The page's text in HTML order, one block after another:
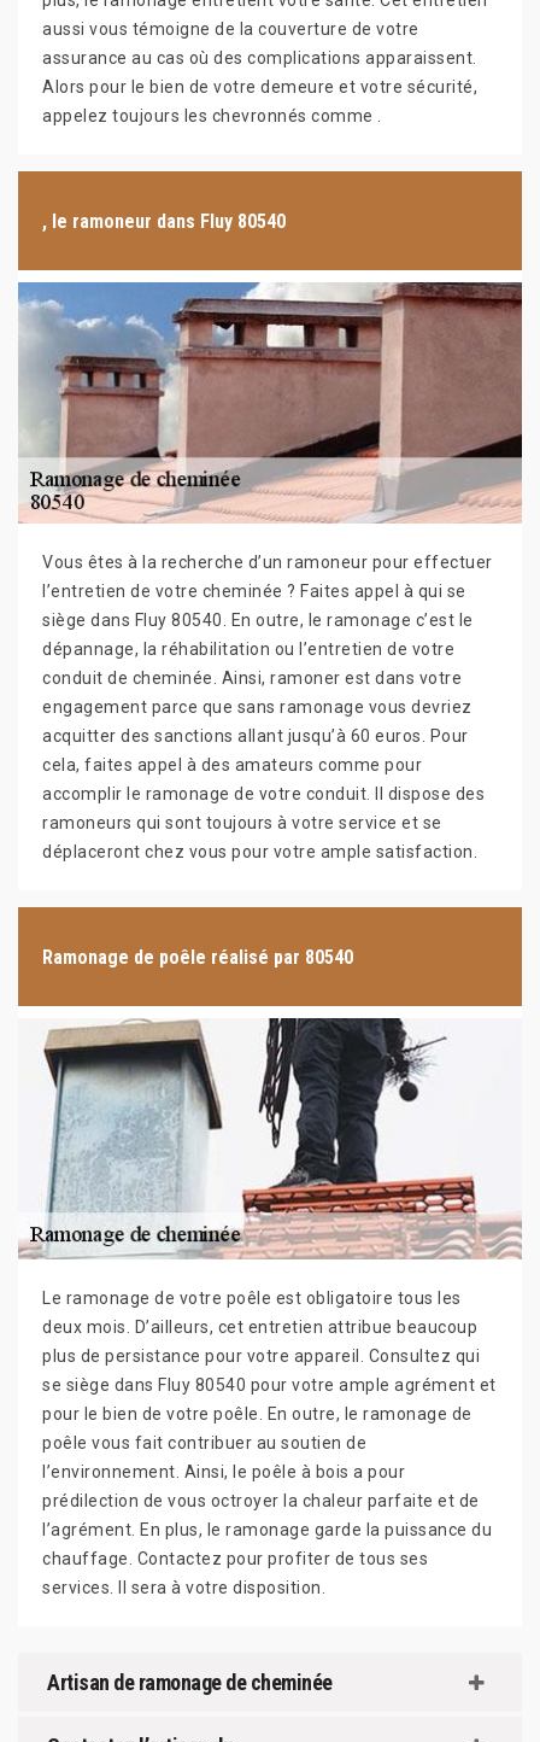
aussi vous témoigne de la couverture de votre
assurance au cas où des complications apparaissent.
Alors pour le bien de votre demeure et votre sécurité,
appelez toujours les chevronnés comme .
, le ramoneur dans Fluy 80540
Vous êtes à la recherche d’un ramoneur pour effectuer
l’entretien de votre cheminée ? Faites appel à qui se
siège dans Fluy 80540. En outre, le ramonage c’est le
dépannage, la réhabilitation ou l’entretien de votre
conduit de cheminée. Ainsi, ramoner est dans votre
engagement parce que sans ramonage vous devriez
acquitter des sanctions allant jusqu’à 60 euros. Pour
cela, faites appel à des amateurs comme pour
accomplir le ramonage de votre conduit. Il dispose des
ramoneurs qui sont toujours à votre service et se
déplaceront chez vous pour votre ample satisfaction.
Ramonage de poêle réalisé par 80540
Le ramonage de votre poêle est obligatoire tous les
deux mois. D’ailleurs, cet entretien attribue beaucoup
plus de persistance pour votre appareil. Consultez qui
se siège dans Fluy 80540 pour votre ample agrément et
pour le bien de votre poêle. En outre, le ramonage de
poêle vous fait contribuer au soutien de
l’environnement. Ainsi, le poêle à bois a pour
prédilection de vous octroyer la chaleur parfaite et de
l’agrément. En plus, le ramonage garde la puissance du
chauffage. Contactez pour profiter de tous ses
services. Il sera à votre disposition.
Artisan de ramonage de cheminée